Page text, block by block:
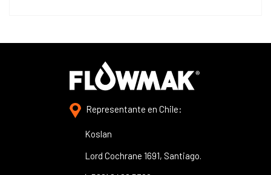
Representante en Chile:
Koslan
Lord Cochrane 1691, Santiago.